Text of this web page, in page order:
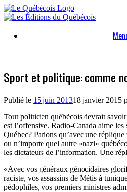
Skip
to
Sport et politique: comme
Publié le 15 juin 201318 janvier 2015
Tout politicien québécois devrait
est l’offensive. Radio-Canada aime
Québec? Parions qu’avec une
ou n’importe quel autre «nazi»
les dictateurs de l’information. Une
«Avec vos généraux génocidaires
raciste, vos assassins de Métis à
pédophiles, vos premiers ministres